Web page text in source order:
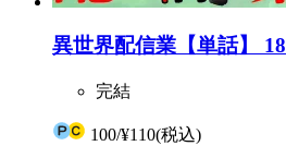
異世界配信業【単話】 18
完結
100/¥110(税込)